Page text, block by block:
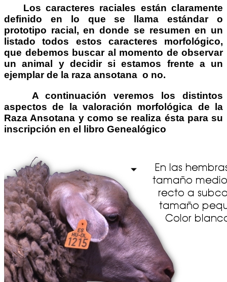
Los caracteres raciales están claramente
definido en lo que se llama estándar o
prototipo racial, en donde se resumen en un
listado todos estos caracteres morfológico,
que debemos buscar al momento de observar
un animal y decidir si estamos frente a un
ejemplar de la raza ansotana o no.
A continuación veremos los distintos
aspectos de la valoración morfológica de
la
Raza Ansotana y como se realiza ésta para su
inscripción en el libro Genealógico